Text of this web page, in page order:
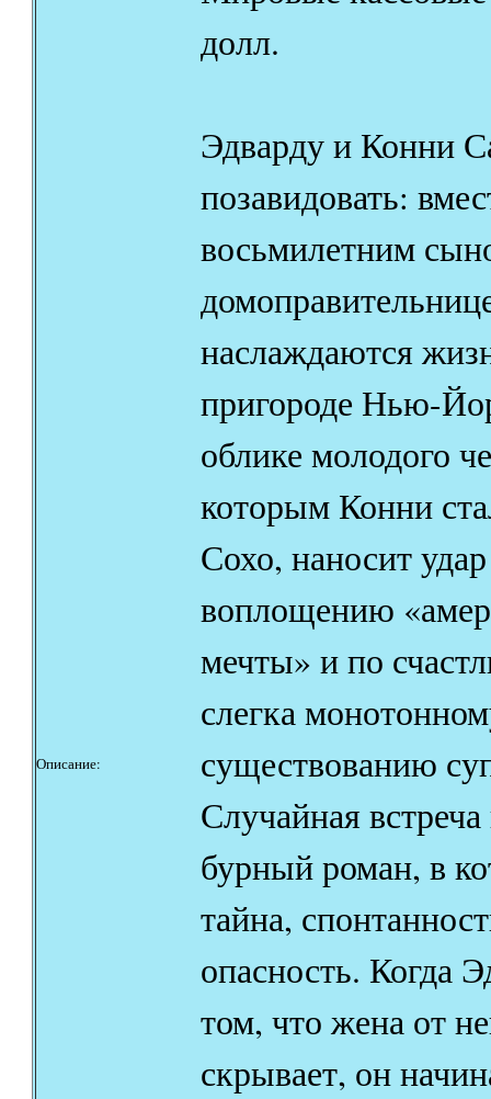
Описание:
долл.
Эдварду и Конни
позавидовать:
восьмилетним
наслаждаются
пригороде Нью-
облике молодого
которым Конни
Сохо, наносит
воплощению
мечты» и по
слегка
существованию
Случайная встреча
бурный роман, в
тайна,
опасность. Когда
том, что жена от
скрывает, он